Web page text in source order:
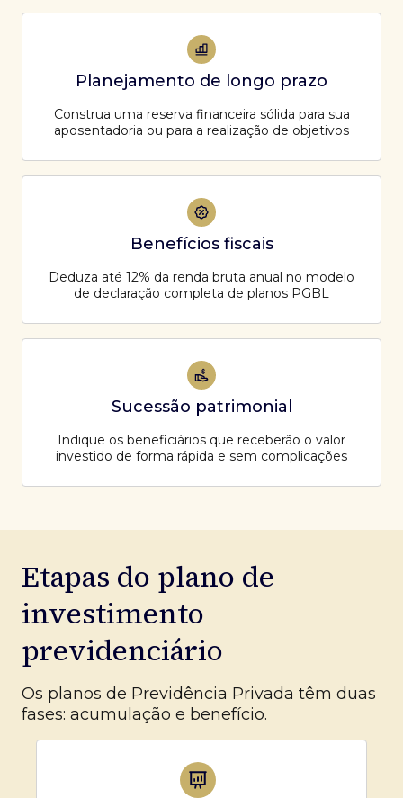
Planejamento de longo prazo
Construa uma reserva financeira sólida para sua
aposentadoria ou para a realização de objetivos
Benefícios fiscais
Deduza até 12% da renda bruta anual no modelo
de declaração completa de planos PGBL
Sucessão patrimonial
Indique os beneficiários que receberão o valor
investido de forma rápida e sem complicações
Etapas do plano de
investimento
previdenciário
Os planos de Previdência Privada têm duas
fases: acumulação e benefício.